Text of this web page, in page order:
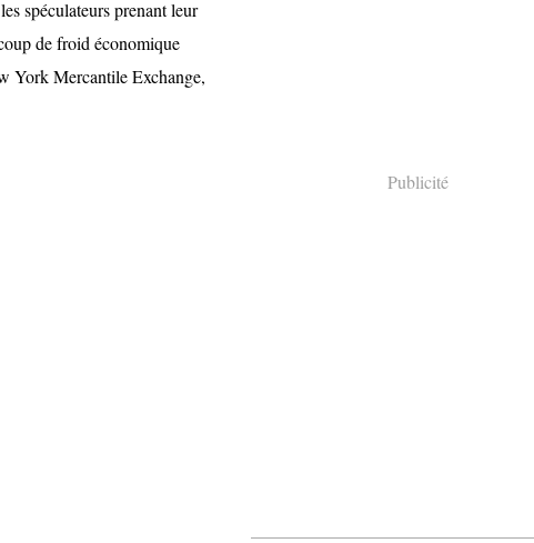
spéculateurs prenant leur
de froid économique
York Mercantile Exchange,
Publicité